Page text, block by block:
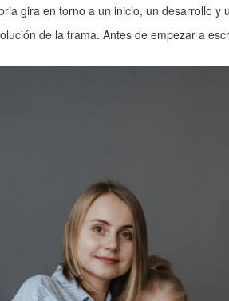
gira en torno a un inicio, un desarrollo
de la trama. Antes de empezar a